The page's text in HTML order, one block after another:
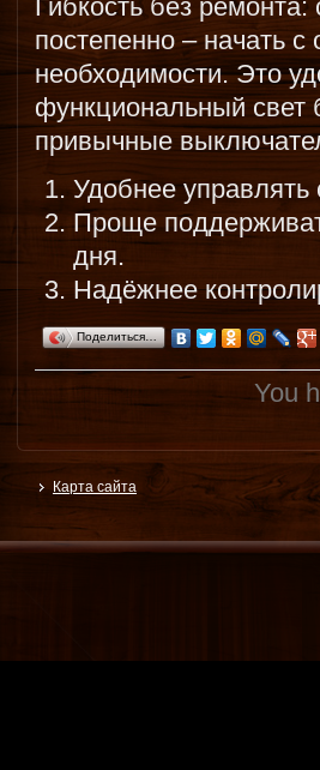
Гибкость без
постепенно – начать
необходимости. Это
функциональный свет
привычные
Удобнее управлять
Проще
дня.
Надёжнее
Поделиться…
You
Карта сайта